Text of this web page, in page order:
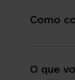
Como
O que